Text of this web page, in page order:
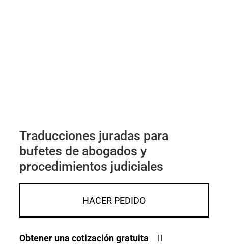
Traducciones juradas para
bufetes de abogados y
procedimientos judiciales
HACER PEDIDO
Obtener una cotización gratuita